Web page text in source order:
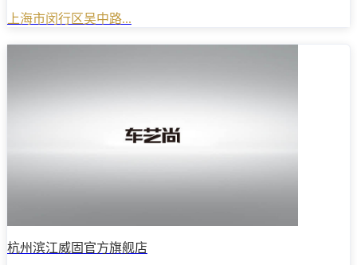
上海市闵行区吴中路...
杭州滨江威固官方旗舰店